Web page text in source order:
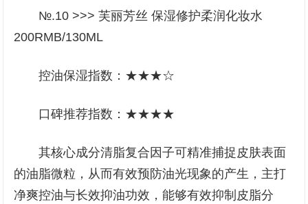
№.10 >>> 芙丽芳丝 保湿修护柔润化妆水
200RMB/130ML
控油保湿指数：★★★☆
口碑推荐指数：★★★★
其核心成分清脂复合因子可精准捕捉皮肤表面
的油脂微粒，从而有效预防油光现象的产生，主打
净爽控油与长效抑油功效，能够有效抑制皮脂分